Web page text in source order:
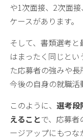
や1次面接、2次面
ケースがあります。
そして、書類選考
はまったく同じと
た応募者の強みや
今後の自身の就職活
このように、 選考段
えることで、応募者
ージアップにもつな